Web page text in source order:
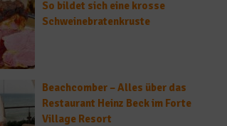
So bildet sich eine krosse
Schweinebratenkruste
Beachcomber – Alles über das
Restaurant Heinz Beck im Forte
Village Resort